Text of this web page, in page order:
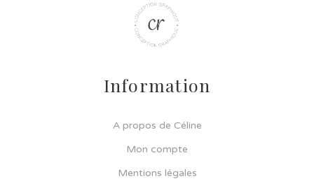
Information
A propos de Céline
Mon compte
Mentions légales